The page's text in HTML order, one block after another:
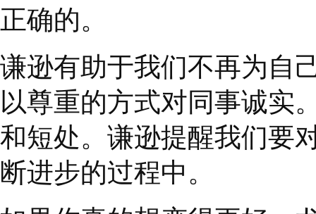
有时为了获得领导者
落甚至产生嫉妒。这
倾向的 好人”。当你往
起爬上来，鼓励他们